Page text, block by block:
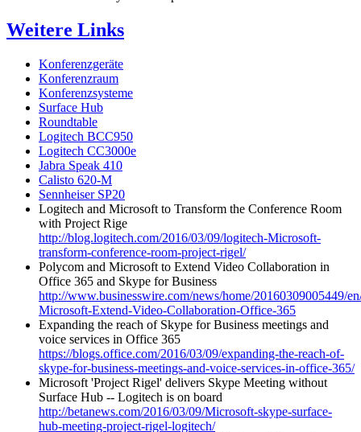
Weitere Links
Konferenzgeräte
Konferenzraum
Konferenzsysteme
Surface Hub
Roundtable
Logitech BCC950
Logitech CC3000e
Jabra Speak 410
Calisto 620-M
Sennheiser SP20
Logitech and Microsoft to Transform the Conference Room
with Project Rige
http://blog.logitech.com/2016/03/09/logitech-Microsoft-
transform-conference-room-project-rigel/
Polycom and Microsoft to Extend Video Collaboration in
Office 365 and Skype for Business
http://www.businesswire.com/news/home/20160309005449/
Microsoft-Extend-Video-Collaboration-Office-365
Expanding the reach of Skype for Business meetings and
voice services in Office 365
https://blogs.office.com/2016/03/09/expanding-the-reach-of-
skype-for-business-meetings-and-voice-services-in-office-365/
Microsoft 'Project Rigel' delivers Skype Meeting without
Surface Hub -- Logitech is on board
http://betanews.com/2016/03/09/Microsoft-skype-surface-
hub-meeting-project-rigel-logitech/